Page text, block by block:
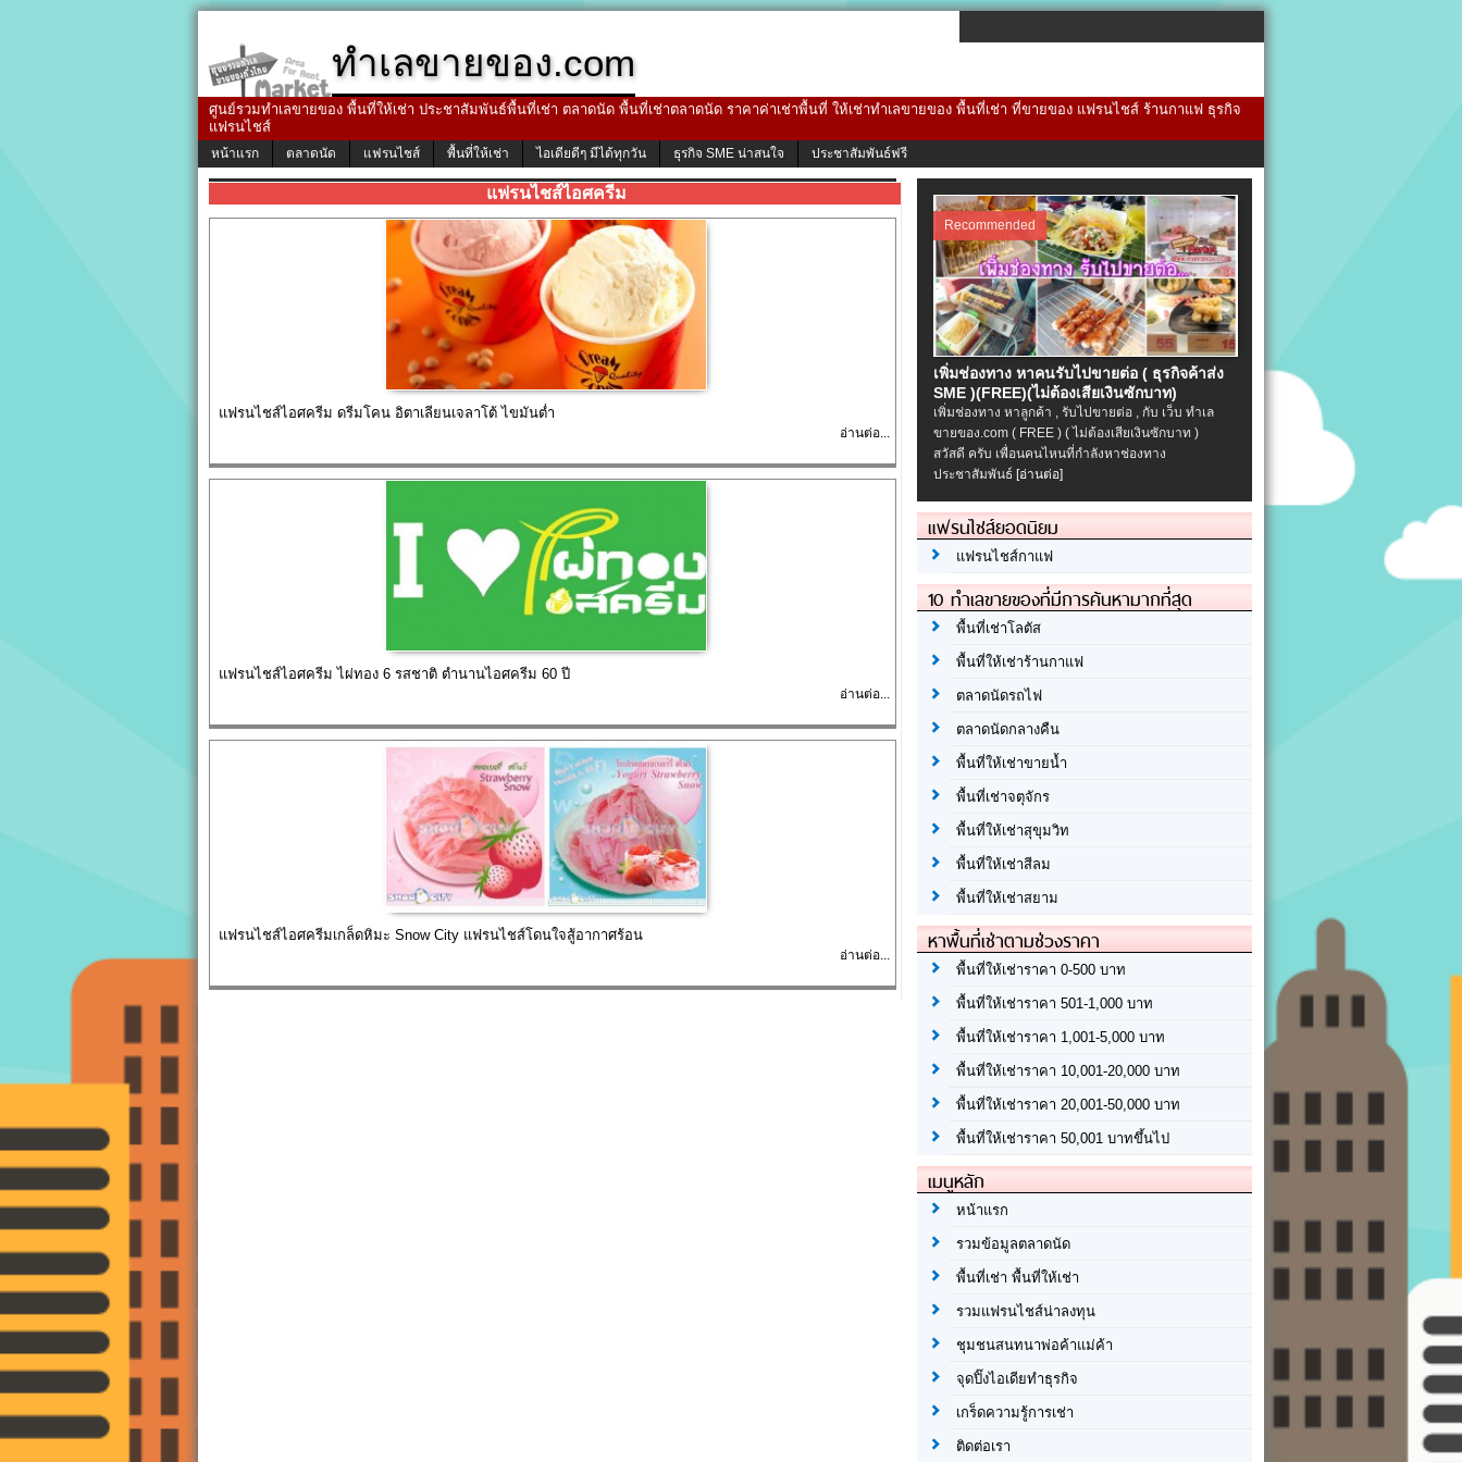
ทำเลขายของ.com
ศูนย์รวมทำเลขายของ พื้นที่ให้เช่า ประชาสัมพันธ์พื้นที่เช่า ตลาดนัด พื้นที่เช่าตลาดนัด ราคาค่าเช่าพื้นที่ ให้เช่าทำเลขายของ พื้นที่เช่า ที่ขายของ แฟรนไชส์ ร้านกาแฟ ธุรกิจ
แฟรนไชส์
หน้าแรก ตลาดนัด แฟรนไชส์ พื้นที่ให้เช่า ไอเดียดีๆ มีได้ทุกวัน ธุรกิจ SME น่าสนใจ ประชาสัมพันธ์ฟรี
แฟรนไชส์ไอศครีม
แฟรนไชส์ไอศครีม ดรีมโคน อิตาเลียนเจลาโต้ ไขมันต่ำ
อ่านต่อ...
แฟรนไชส์ไอศครีม ไผ่ทอง 6 รสชาติ ตำนานไอศครีม 60 ปี
อ่านต่อ...
แฟรนไชส์ไอศครีมเกล็ดหิมะ Snow City แฟรนไชส์โดนใจสู้อากาศร้อน
อ่านต่อ...
Recommended
เพิ่มช่องทาง หาคนรับไปขายต่อ ( ธุรกิจค้าส่ง
SME )(FREE)(ไม่ต้องเสียเงินซักบาท)
เพิ่มช่องทาง หาลูกค้า , รับไปขายต่อ , กับ เว็บ ทำเล
ขายของ.com ( FREE ) ( ไม่ต้องเสียเงินซักบาท )
สวัสดี ครับ เพื่อนคนไหนที่กำลังหาช่องทาง
ประชาสัมพันธ์ [อ่านต่อ]
แฟรนไชส์ยอดนิยม
แฟรนไชส์กาแฟ
10 ทำเลขายของที่มีการค้นหามากที่สุด
พื้นที่เช่าโลตัส
พื้นที่ให้เช่าร้านกาแฟ
ตลาดนัดรถไฟ
ตลาดนัดกลางคืน
พื้นที่ให้เช่าขายน้ำ
พื้นที่เช่าจตุจักร
พื้นที่ให้เช่าสุขุมวิท
พื้นที่ให้เช่าสีลม
พื้นที่ให้เช่าสยาม
หาพื้นที่เช่าตามช่วงราคา
พื้นที่ให้เช่าราคา 0-500 บาท
พื้นที่ให้เช่าราคา 501-1,000 บาท
พื้นที่ให้เช่าราคา 1,001-5,000 บาท
พื้นที่ให้เช่าราคา 10,001-20,000 บาท
พื้นที่ให้เช่าราคา 20,001-50,000 บาท
พื้นที่ให้เช่าราคา 50,001 บาทขึ้นไป
เมนูหลัก
หน้าแรก
รวมข้อมูลตลาดนัด
พื้นที่เช่า พื้นที่ให้เช่า
รวมแฟรนไชส์น่าลงทุน
ชุมชนสนทนาพ่อค้าแม่ค้า
จุดปิ๊งไอเดียทำธุรกิจ
เกร็ดความรู้การเช่า
ติดต่อเรา